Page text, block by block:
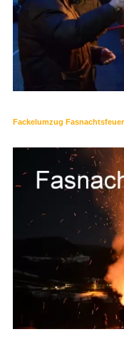
Fackelumzug